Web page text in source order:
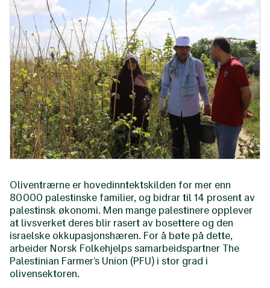
Oliventrærne er hovedinntektskilden for mer enn
80 000 palestinske familier, og bidrar til 14 prosent av
palestinsk økonomi. Men mange palestinere opplever
at livsverket deres blir rasert av bosettere og den
israelske okkupasjonshæren. For å bøte på dette,
arbeider Norsk Folkehjelps samarbeidspartner The
Palestinian Farmer’s Union (PFU) i stor grad i
olivensektoren.